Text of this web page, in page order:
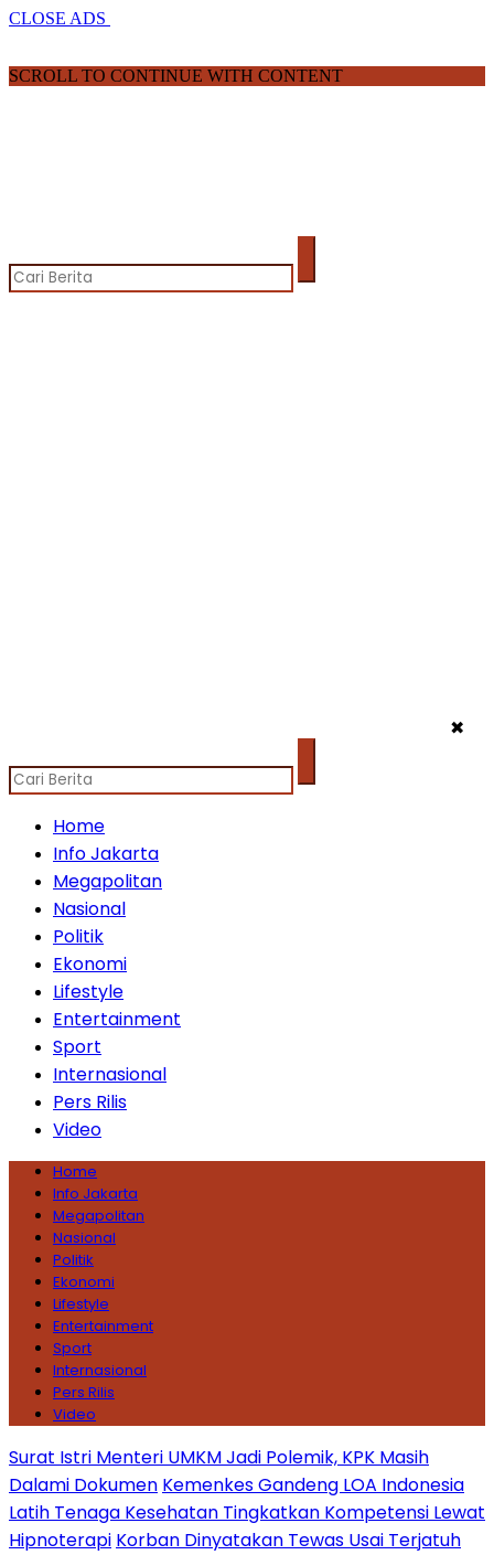
CLOSE ADS
SCROLL TO CONTINUE WITH CONTENT
✖
Home
Info Jakarta
Megapolitan
Nasional
Politik
Ekonomi
Lifestyle
Entertainment
Sport
Internasional
Pers Rilis
Video
Home
Info Jakarta
Megapolitan
Nasional
Politik
Ekonomi
Lifestyle
Entertainment
Sport
Internasional
Pers Rilis
Video
Surat Istri Menteri UMKM Jadi Polemik, KPK Masih
Dalami Dokumen Kemenkes Gandeng LOA Indonesia
Latih Tenaga Kesehatan Tingkatkan Kompetensi Lewat
Hipnoterapi Korban Dinyatakan Tewas Usai Terjatuh